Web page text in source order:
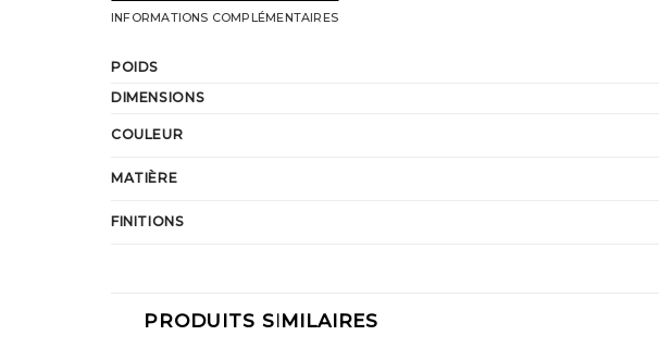
INFORMATIONS COMPLÉMENTAIRES
POIDS
DIMENSIONS
COULEUR
MATIÈRE
FINITIONS
PRODUITS SIMILAIRES